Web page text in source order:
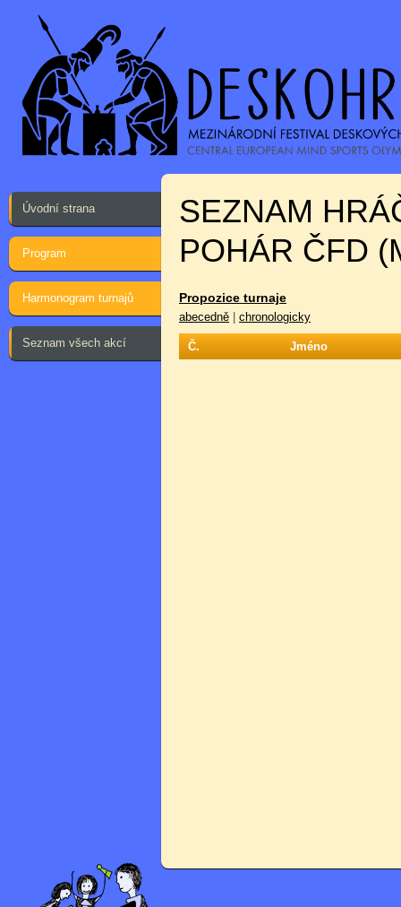
Úvodní strana
Program
Harmonogram turnajů
Seznam všech akcí
SEZNAM
POHÁR ČFD
Propozice turnaje
abecedně chronologicky
Č. Jméno